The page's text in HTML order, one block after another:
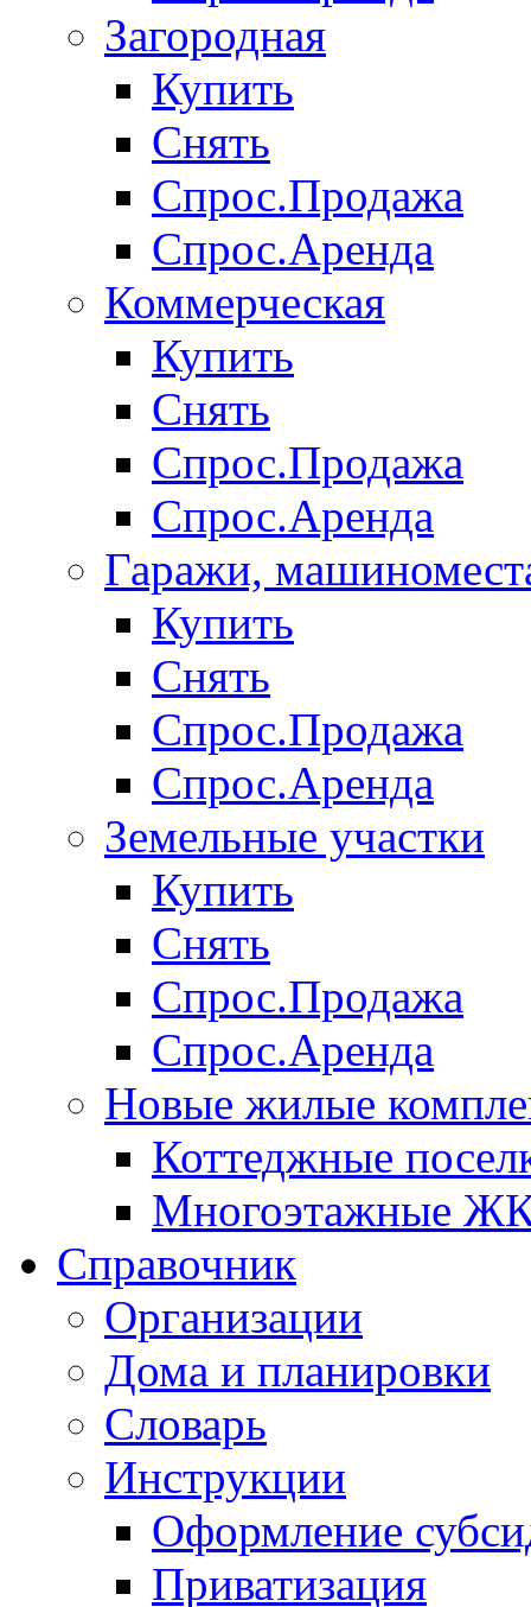
Загородная
Купить
Снять
Спрос.Продажа
Спрос.Аренда
Коммерческая
Купить
Снять
Спрос.Продажа
Спрос.Аренда
Гаражи,
Купить
Снять
Спрос.Продажа
Спрос.Аренда
Земельные участки
Купить
Снять
Спрос.Продажа
Спрос.Аренда
Новые жилые
Коттеджные
Многоэтажные
Справочник
Организации
Дома и планировки
Словарь
Инструкции
Оформление
Приватизация